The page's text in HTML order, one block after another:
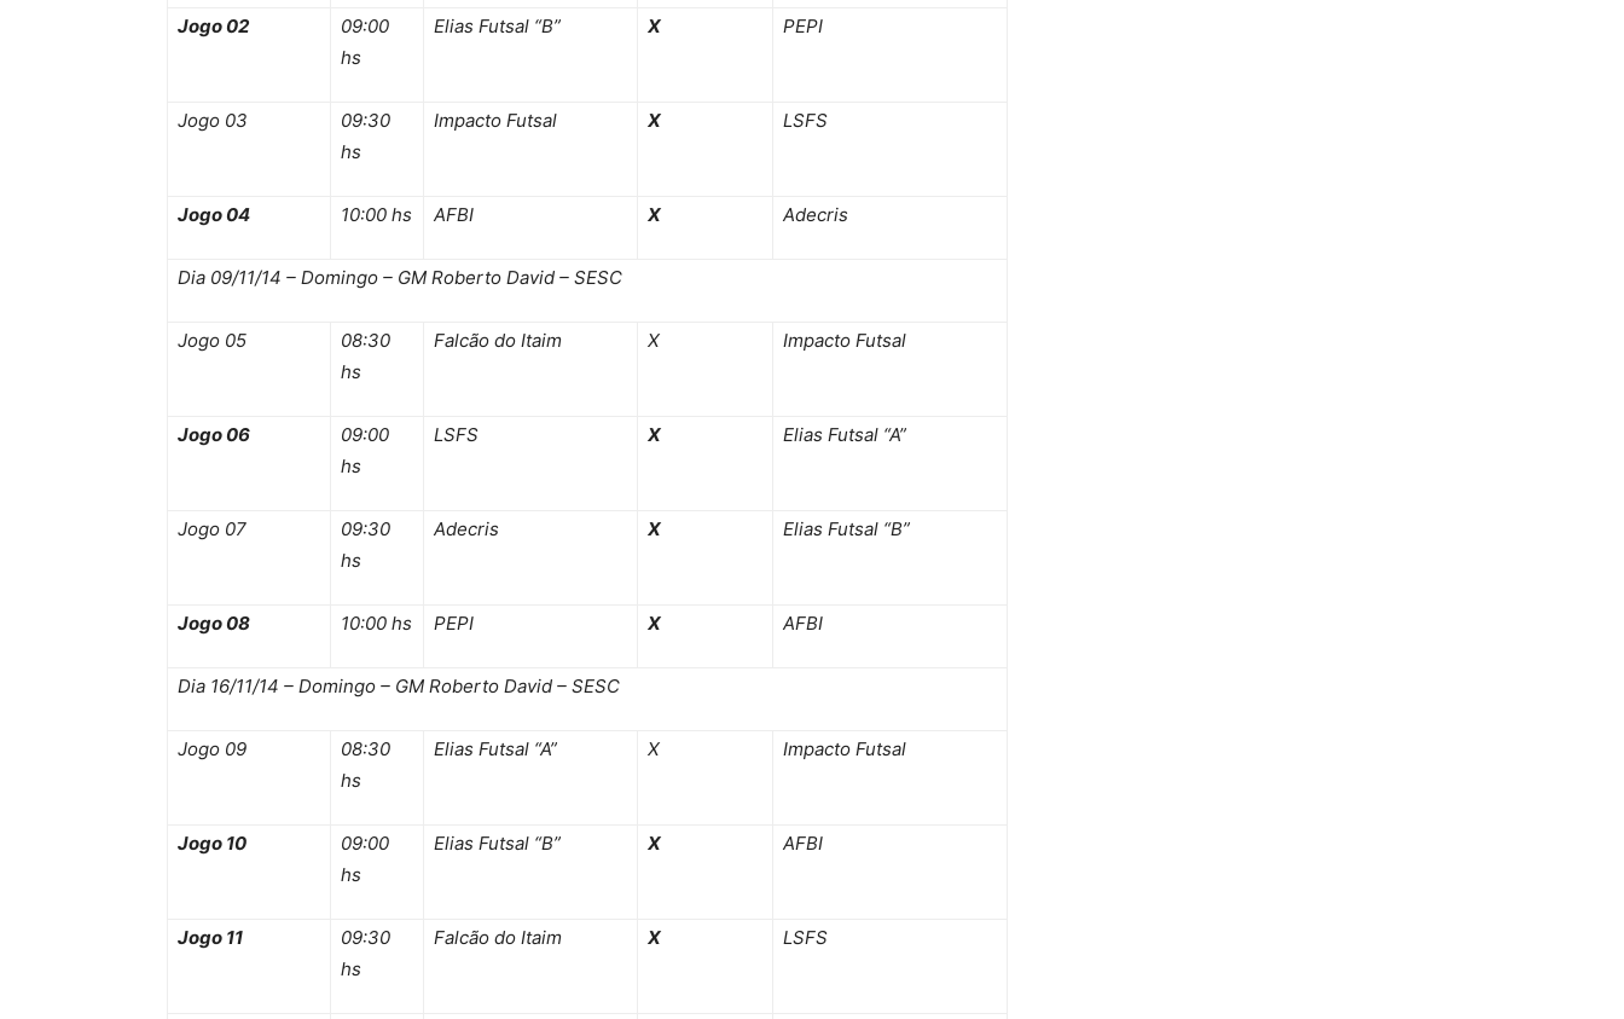
Jogo 02
09:00
hs
Elias Futsal “B” X PEPI
Jogo 03
09:30
hs
Impacto Futsal X LSFS
Jogo 04 10:00 hs AFBI X Adecris
Dia 09/11/14 – Domingo – GM Roberto David – SESC
Jogo 05
08:30
hs
Falcão do Itaim X Impacto Futsal
Jogo 06
09:00
hs
LSFS X Elias Futsal “A”
Jogo 07
09:30
hs
Adecris X Elias Futsal “B”
Jogo 08 10:00 hs PEPI X AFBI
Dia 16/11/14 – Domingo – GM Roberto David – SESC
Jogo 09
08:30
hs
Elias Futsal “A” X Impacto Futsal
Jogo 10
09:00
hs
Elias Futsal “B” X AFBI
Jogo 11
09:30
hs
Falcão do Itaim X LSFS